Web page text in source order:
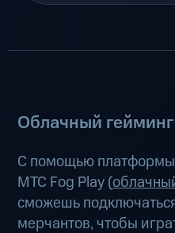
Облачный
С помощью платформы
МТС Fog Play (
сможешь
мерчантов, чтобы